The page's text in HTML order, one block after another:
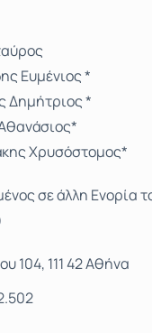
Ευμένιος *
Δημήτριος *
Χρυσόστομος*
σε άλλη Ενορία
104, 111 42 Αθήνα